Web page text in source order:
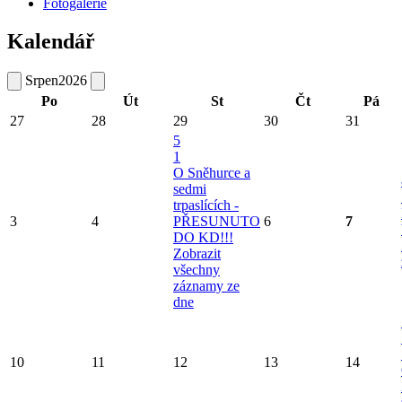
Fotogalerie
Kalendář
Srpen2026
Po
Út St Čt
Pá
27
28 29 30 31
3 4
5
1
O Sněhurce a
sedmi
trpaslících -
PŘESUNUTO
DO KD!!!
Zobrazit
všechny
záznamy ze
dne
6 7
10 11 12 13 14